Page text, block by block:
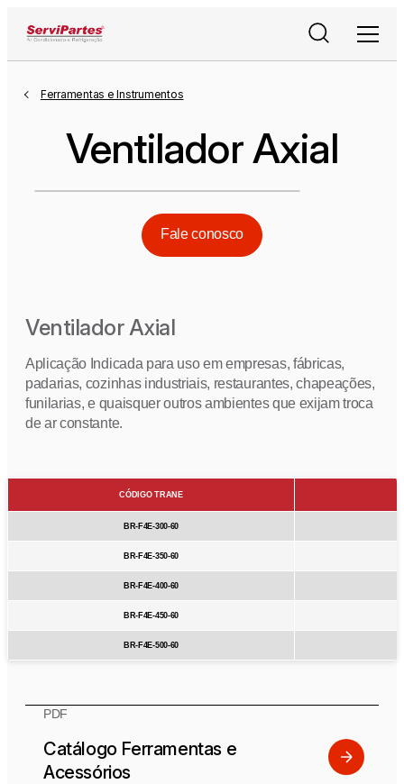
PesquisarMenu
Ferramentas e Instrumentos
Ventilador Axial
Fale conosco
Ventilador Axial
Aplicação Indicada para uso em empresas, fábricas,
padarias, cozinhas industriais, restaurantes, chapeações,
funilarias, e quaisquer outros ambientes que exijam troca
de ar constante.
CÓDIGO TRANE
BR-F4E-300-60
BR-F4E-350-60
BR-F4E-400-60
BR-F4E-450-60
BR-F4E-500-60
PDF
Catálogo Ferramentas e
Acessórios